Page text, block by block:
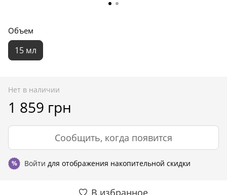
Объем
15 мл
Нет в наличии
1 859 грн
Сообщить, когда появится
% Войти для отображения накопительной скидки
В избранное